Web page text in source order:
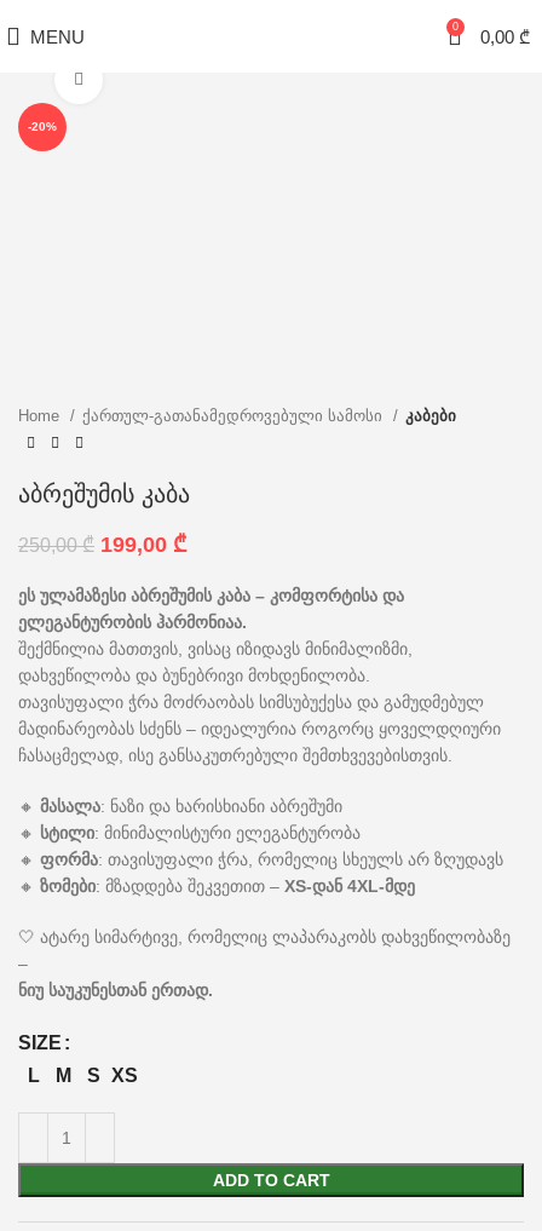
MENU 0 0,00 ₾
-20%
Home ქართულ-გათანამედროვებული სამოსი კაბები
აბრეშუმის კაბა
250,00₾ 199,00 ₾
ეს ულამაზესი აბრეშუმის კაბა – კომფორტისა და
ელეგანტურობის ჰარმონიაა.
შექმნილია მათთვის, ვისაც იზიდავს მინიმალიზმი,
დახვეწილობა და ბუნებრივი მოხდენილობა.
თავისუფალი ჭრა მოძრაობას სიმსუბუქესა და გამუდმებულ
მადინარეობას სძენს – იდეალურია როგორც ყოველდღიური
ჩასაცმელად, ისე განსაკუთრებული შემთხვევებისთვის.
🔸 მასალა: ნაზი და ხარისხიანი აბრეშუმი
🔸 სტილი: მინიმალისტური ელეგანტურობა
🔸 ფორმა: თავისუფალი ჭრა, რომელიც სხეულს არ ზღუდავს
🔸 ზომები: მზადდება შეკვეთით – XS-დან 4XL-მდე
🤍 ატარე სიმარტივე, რომელიც ლაპარაკობს დახვეწილობაზე
–
ნიუ საუკუნესთან ერთად.
SIZE
L
M S XS
ADD TO CART